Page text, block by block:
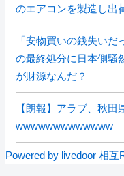
のエアコンを製造し出
「安物買いの銭失い
の最終処分に日本側騒
が財源なんだ？
【朗報】アラブ、秋田
wwwwwwwwwwwww
Powered by livedoor 相互